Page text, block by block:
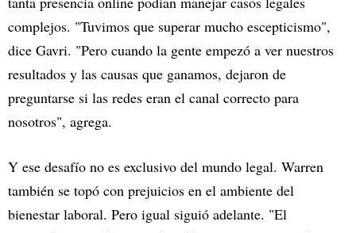
complejos. "Tuvimos que superar mucho escepticismo",
dice Gavri. "Pero cuando la gente empezó a ver nuestros
resultados y las causas que ganamos, dejaron de
preguntarse si las redes eran el canal correcto para
nosotros", agrega.
Y ese desafío no es exclusivo del mundo legal. Warren
también se topó con prejuicios en el ambiente del
bienestar laboral. Pero igual siguió adelante. "El